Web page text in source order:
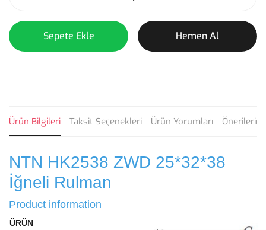
Sepete Ekle Hemen Al
Ürün Bilgileri Taksit Seçenekleri Ürün Yorumları
NTN HK2538 ZWD 25*32*38
İğneli Rulman
Product information
ÜRÜN